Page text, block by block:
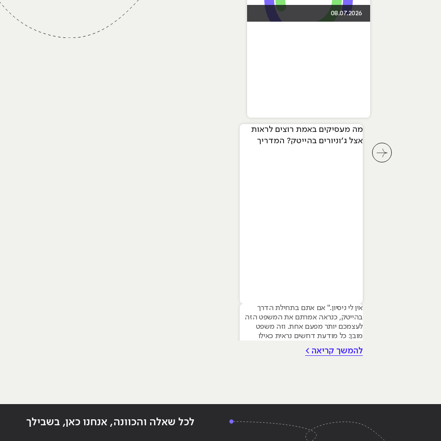
08.07.2026
מה מעסיקים באמת רוצים לראות
אצל ג׳וניורים בהייטק? המדריך
אין לי ניסיון." אם אתם בתחילת הדרך
בהייטק, כנראה אמרתם את המשפט הזה
לעצמכם יותר מפעם אחת. וזה משפט
מובן: כל מודעת דרושים נראית כאילו
נכתבה עבור מישהו שכבר עבד בצוות,
כבר נגע במוצר אמיתי, כבר צבר ביטחון.
להמשך קריאה >
לחץ לשיקופית קודמת בסליידר מאמרים
לכל שאלה והכוונה, אנחנו כאן, בשבילך